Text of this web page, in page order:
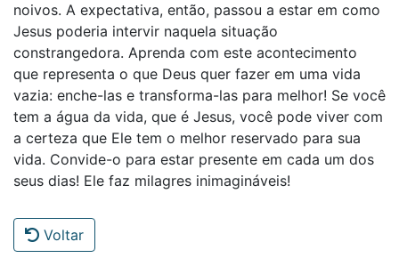
noivos. A expectativa, então, passou a estar em como
Jesus poderia intervir naquela situação
constrangedora. Aprenda com este acontecimento
que representa o que Deus quer fazer em uma vida
vazia: enche-las e transforma-las para melhor! Se você
tem a água da vida, que é Jesus, você pode viver com
a certeza que Ele tem o melhor reservado para sua
vida. Convide-o para estar presente em cada um dos
seus dias! Ele faz milagres inimagináveis!
Voltar